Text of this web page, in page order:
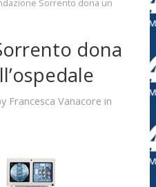
Sorrento dona un
dona
Francesca Vanacore in